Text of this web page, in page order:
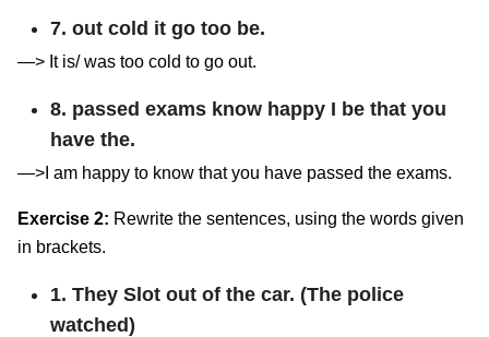
7. out cold it go too be.
—> It is/ was too cold to go out.
8. passed exams know happy I be that you
have the.
—>I am happy to know that you have passed the exams.
Exercise 2: Rewrite the sentences, using the words given
in brackets.
1. They Slot out of the car. (The police
watched)